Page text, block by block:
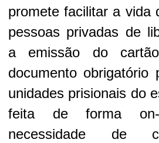
promete facilitar a vida
pessoas privadas de
a emissão do
documento obrigatório
unidades prisionais do
feita de forma
necessidade de